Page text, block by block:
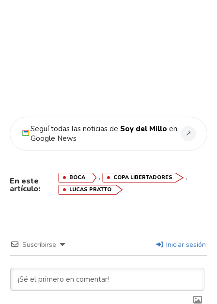
Seguí todas las noticias de Soy del Millo en
Google News
↗
En este
artículo:
BOCA , COPA LIBERTADORES ,
LUCAS PRATTO
Suscribirse Iniciar sesión